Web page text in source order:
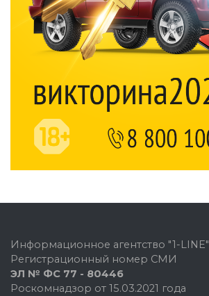
Информационное агентство "1-LINE"
Регистрационный номер СМИ
ЭЛ № ФС 77 - 80446
Роскомнадзор от 15.03.2021 года